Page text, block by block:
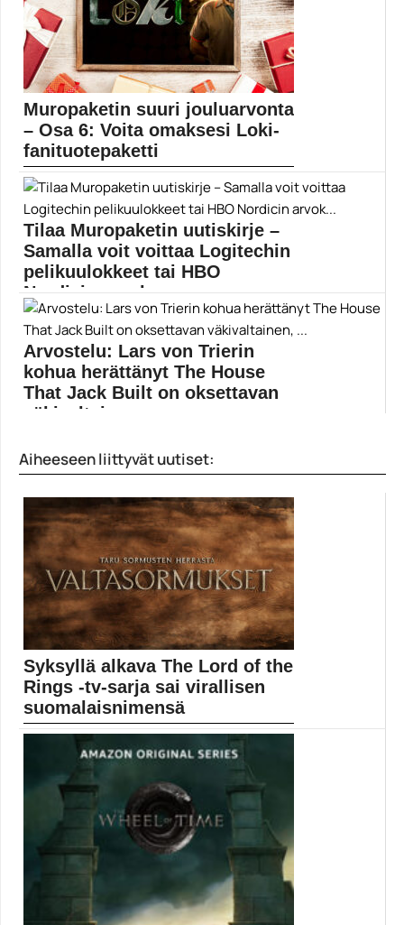
Muropaketin suuri jouluarvonta
– Osa 6: Voita omaksesi Loki-
fanituotepaketti
Muropaketin suuressa jouluarvonnassa 2021 on
jaossa 12 palkintoa...
Elokuvauutiset
Tilaa Muropaketin uutiskirje –
Samalla voit voittaa Logitechin
pelikuulokkeet tai HBO
Nordicin arvok...
Muropaketissa julkaistaan päivittäin kymmeniä juttuja,
jotka käsittelevät pelejä,...
Elokuvauutiset
Arvostelu: Lars von Trierin
kohua herättänyt The House
That Jack Built on oksettavan
väkivaltainen, ...
Bruno Ganz
Aiheeseen liittyvät uutiset:
Syksyllä alkava The Lord of the
Rings -tv-sarja sai virallisen
suomalaisnimensä
The Lord of the Rings -tv-sarja alkaa Amazon...
Amazon Prime Video